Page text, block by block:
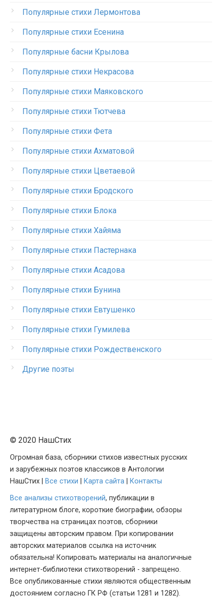
Популярные стихи Лермонтова
Популярные стихи Есенина
Популярные басни Крылова
Популярные стихи Некрасова
Популярные стихи Маяковского
Популярные стихи Тютчева
Популярные стихи Фета
Популярные стихи Ахматовой
Популярные стихи Цветаевой
Популярные стихи Бродского
Популярные стихи Блока
Популярные стихи Хайяма
Популярные стихи Пастернака
Популярные стихи Асадова
Популярные стихи Бунина
Популярные стихи Евтушенко
Популярные стихи Гумилева
Популярные стихи Рождественского
Другие поэты
© 2020 НашСтих
Огромная база, сборники стихов известных русских
и зарубежных поэтов классиков в Антологии
НашСтих |
Все стихи Карта сайта
Контакты
Все анализы стихотворений, публикации в
литературном блоге, короткие биографии, обзоры
творчества на страницах поэтов, сборники
защищены авторским правом. При копировании
авторских материалов ссылка на источник
обязательна! Копировать материалы на аналогичные
интернет-библиотеки стихотворений - запрещено.
Все опубликованные стихи являются общественным
достоянием согласно ГК РФ (статьи 1281 и 1282).